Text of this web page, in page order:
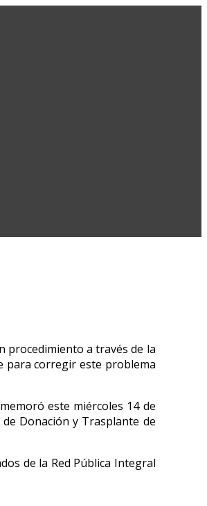
procedimiento a través de la
para corregir este problema
este miércoles 14 de
Donación y Trasplante de
de la Red Pública Integral